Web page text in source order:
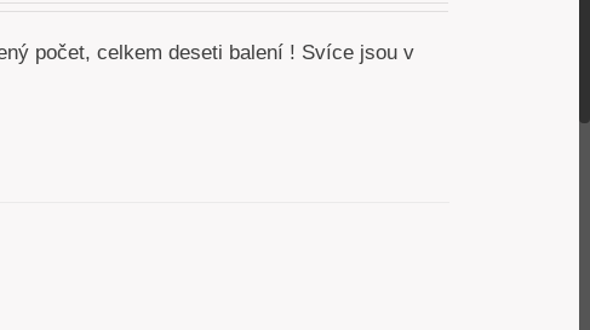
počet, celkem deseti balení ! Svíce jsou v